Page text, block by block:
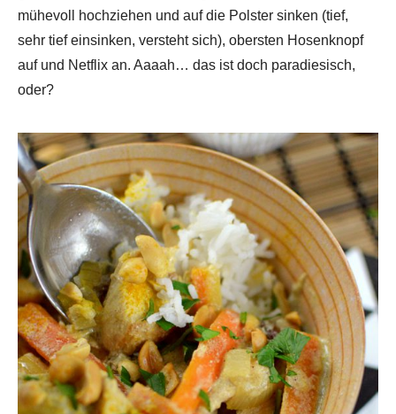
mühevoll hochziehen und auf die Polster sinken (tief,
sehr tief einsinken, versteht sich), obersten Hosenknopf
auf und Netflix an. Aaaah… das ist doch paradiesisch,
oder?